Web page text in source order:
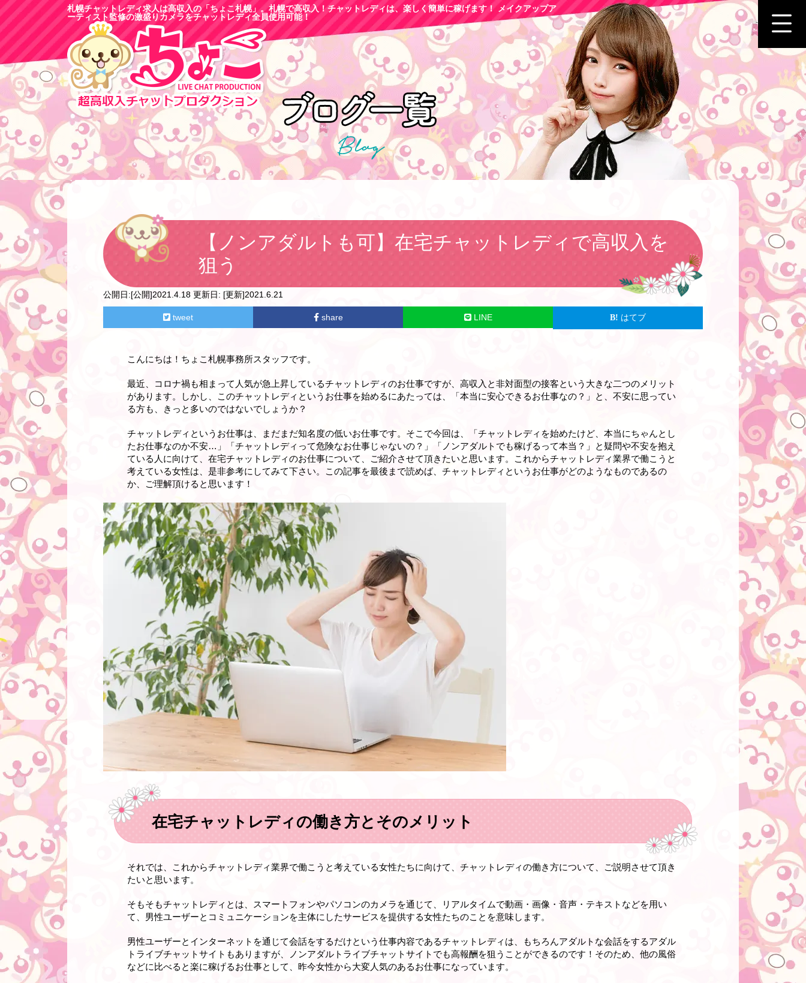
札幌チャットレディ求人は高収入の「ちょこ札幌」。札幌で高収入！チャットレディは、楽しく簡単に稼げます！ メイクアップア
ーティスト監修の激盛りカメラをチャットレディ全員使用可能！
【ノンアダルトも可】在宅チャットレディで高収入を
狙う
公開日:[公開]2021.4.18 更新日: [更新]2021.6.21
tweet share LINE はてブ
こんにちは！ちょこ札幌事務所スタッフです。
最近、コロナ禍も相まって人気が急上昇しているチャットレディのお仕事ですが、高収入と非対面型の接客という大きな二つのメリット
があります。しかし、このチャットレディというお仕事を始めるにあたっては、「本当に安心できるお仕事なの？」と、不安に思ってい
る方も、きっと多いのではないでしょうか？
チャットレディというお仕事は、まだまだ知名度の低いお仕事です。そこで今回は、「チャットレディを始めたけど、本当にちゃんとし
たお仕事なのか不安…」「チャットレディって危険なお仕事じゃないの？」「ノンアダルトでも稼げるって本当？」と疑問や不安を抱え
ている人に向けて、在宅チャットレディのお仕事について、ご紹介させて頂きたいと思います。これからチャットレディ業界で働こうと
考えている女性は、是非参考にしてみて下さい。この記事を最後まで読めば、チャットレディというお仕事がどのようなものであるの
か、ご理解頂けると思います！
在宅チャットレディの働き方とそのメリット
それでは、これからチャットレディ業界で働こうと考えている女性たちに向けて、チャットレディの働き方について、ご説明させて頂き
たいと思います。
そもそもチャットレディとは、スマートフォンやパソコンのカメラを通じて、リアルタイムで動画・画像・音声・テキストなどを用い
て、男性ユーザーとコミュニケーションを主体にしたサービスを提供する女性たちのことを意味します。
男性ユーザーとインターネットを通じて会話をするだけという仕事内容であるチャットレディは、もちろんアダルトな会話をするアダル
トライブチャットサイトもありますが、ノンアダルトライブチャットサイトでも高報酬を狙うことができるのです！そのため、他の風俗
などに比べると楽に稼げるお仕事として、昨今女性から大変人気のあるお仕事になっています。